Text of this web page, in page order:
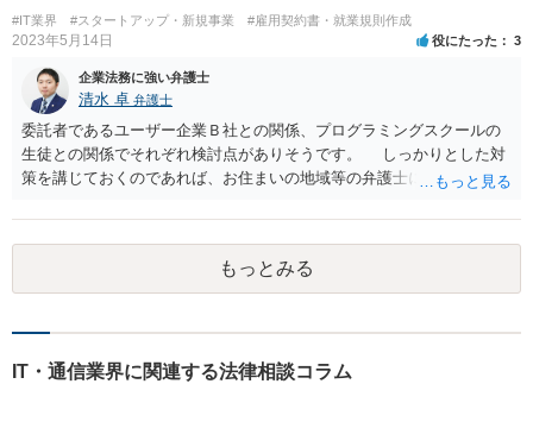
#IT業界 #スタートアップ・新規事業 #雇用契約書・就業規則作成
2023年5月14日 役にたった 3
企業法務に強い弁護士
清水 卓 弁護士
委託者であるユーザー企業Ｂ社との関係、プログラミングスクールの
生徒との関係でそれぞれ検討点がありそうです。 しっかりとした対
策を講じておくのであれば、お住まいの地域等の弁護士に直接相談の
下さい。 (委託であるユーザー企業Ｂ社との関係) 例えば、 •プログラ
ミングスクールの生徒が開発案件に関わることを事前に把握•承諾して
いるか •準委任契約で要求される受託者の善管注意義務を果たせるか •
開発に関わった生徒がユーザー企業Ｂ社との間でプログラミングスク
ングスクールと生徒との間の契約関係•内容の整備（プログラミング講
もっとみる
IT・通信業界に関連する法律相談コラム